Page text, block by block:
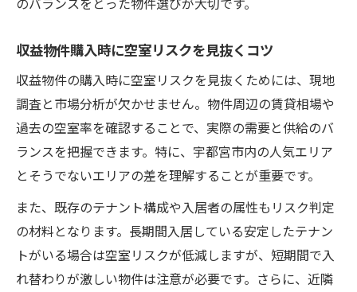
のバランスをとった物件選びが大切です。
収益物件購入時に空室リスクを見抜くコツ
収益物件の購入時に空室リスクを見抜くためには、現地
調査と市場分析が欠かせません。物件周辺の賃貸相場や
過去の空室率を確認することで、実際の需要と供給のバ
ランスを把握できます。特に、宇都宮市内の人気エリア
とそうでないエリアの差を理解することが重要です。
また、既存のテナント構成や入居者の属性もリスク判定
の材料となります。長期間入居している安定したテナン
トがいる場合は空室リスクが低減しますが、短期間で入
れ替わりが激しい物件は注意が必要です。さらに、近隣